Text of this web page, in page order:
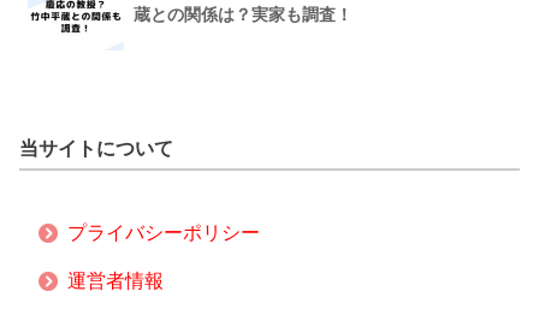
蔵との関係は？実家も調査！
当サイトについて
プライバシーポリシー
運営者情報